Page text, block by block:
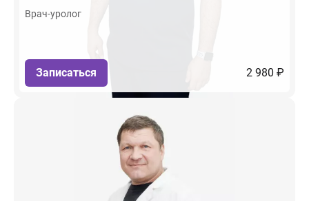
Врач-уролог
Записаться 2 980 ₽